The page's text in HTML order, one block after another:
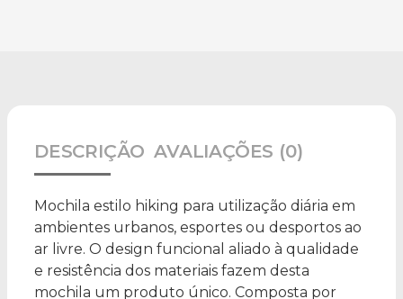
DESCRIÇÃO AVALIAÇÕES (0)
Mochila estilo hiking para utilização diária em
ambientes urbanos, esportes ou desportos ao
ar livre. O design funcional aliado à qualidade
e resistência dos materiais fazem desta
mochila um produto único. Composta por